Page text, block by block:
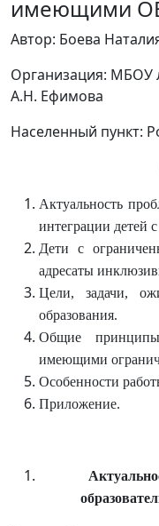
имеющими
Автор: Боева
Организация: МБОУ
А.Н. Ефимова
Населенный пункт:
Актуальность
интеграции детей
Дети с
адресаты
Цели, задачи,
образования.
Общие
имеющими
Особенности
Приложение.